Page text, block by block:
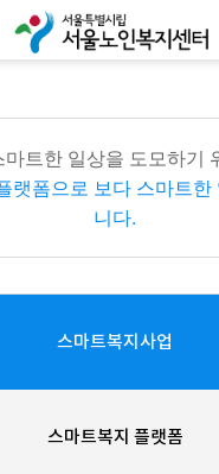
스마트복지사업
트한 일상을 도모하기
랫폼으로 보다 스마트
니다.
스마트복지사업
스마트복지 플랫폼